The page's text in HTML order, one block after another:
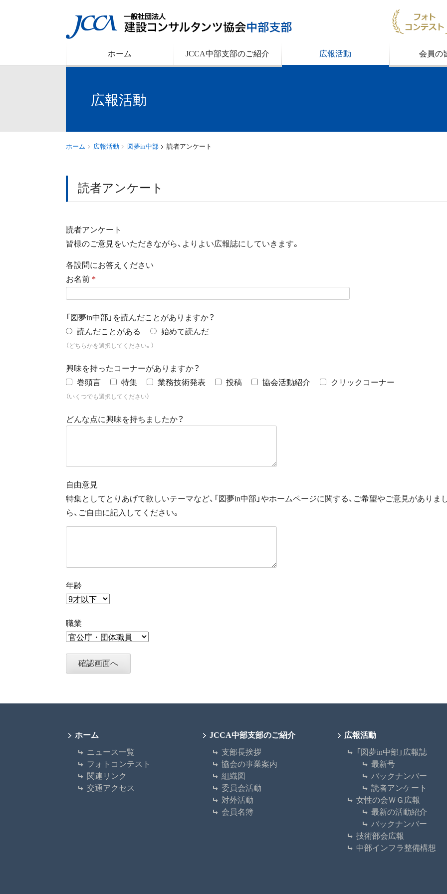
JCCA 一般社団法人 建設コンサルタンツ
ホーム JCCA中部支部のご紹介 広報活動 会員の
広報活動
ホーム 広報活動 図夢in中部 読者アンケート
読者アンケート
読者アンケート
皆様のご意見をいただきながら、よりよい広報誌にしていきます。
各設問にお答えください
お名前 *
「図夢in中部」を読んだことがありますか？
読んだことがある
始めて読んだ
（どちらかを選択してください。）
興味を持ったコーナーがありますか？
巻頭言
特集 業務技術発表 投稿 協会活動紹介 クリックコーナー
（いくつでも選択してください）
どんな点に興味を持ちましたか？
自由意見
特集としてとりあげて欲しいテーマなど、「図夢in中部」やホームページに関する、ご希望やご意見がありま
ら、ご自由に記入してください。
年齢
職業
ホーム
ニュース一覧
フォトコンテスト
関連リンク
交通アクセス
JCCA中部支部のご紹介
支部長挨拶
協会の事業案内
組織図
委員会活動
対外活動
会員名簿
広報活動
「図夢in中部」広報誌
最新号
バックナンバー
読者アンケート
女性の会ＷＧ広報
最新の活動紹介
バックナンバー
技術部会広報
中部インフラ整備構想